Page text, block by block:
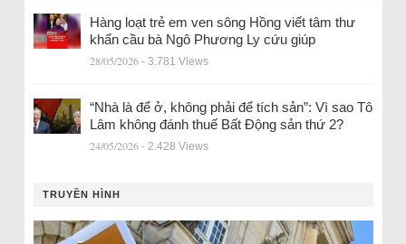
Hàng loạt trẻ em ven sông Hồng viết tâm thư
khẩn cầu bà Ngô Phương Ly cứu giúp
28/05/2026 - 3.781 Views
“Nhà là để ở, không phải để tích sản”: Vì sao Tô
Lâm không đánh thuế Bất Động sản thứ 2?
24/05/2026 - 2.428 Views
TRUYỀN HÌNH